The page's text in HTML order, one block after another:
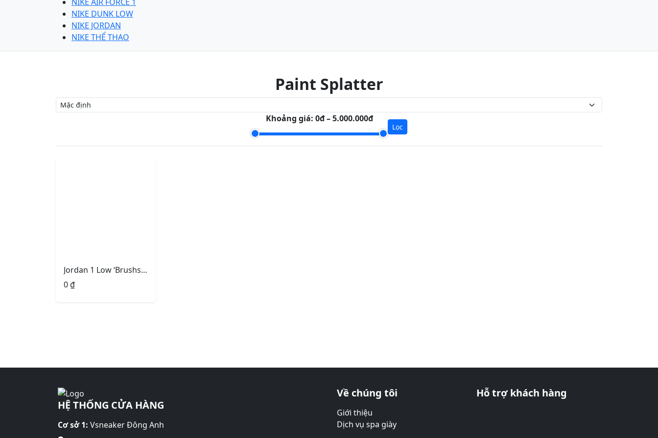
NIKE DUNK LOW
NIKE JORDAN
NIKE THỂ THAO
Paint Splatter
Khoảng giá: 0đ – 5.000.000đ
Lọc
Jordan 1 Low ‘Brushstroke Swoosh – Paint Splatter’
0₫
HỆ THỐNG CỬA HÀNG
Cơ sở 1: Vsneaker Đông Anh
Về chúng tôi
Giới thiệu
Dịch vụ spa giày
Hỗ trợ khách hàng